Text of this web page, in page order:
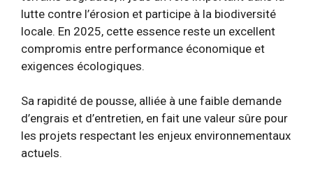
lutte contre l’érosion et participe à la biodiversité
locale. En 2025, cette essence reste un excellent
compromis entre performance économique et
exigences écologiques.
Sa rapidité de pousse, alliée à une faible demande
d’engrais et d’entretien, en fait une valeur sûre pour
les projets respectant les enjeux environnementaux
actuels.